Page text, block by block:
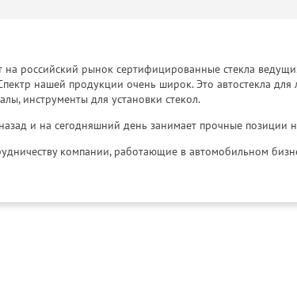
российский рынок сертифицированные стекла
нашей продукции очень широк. Это автостекла
инструменты для установки стекол.
и на сегодняшний день занимает прочные позиции
компании, работающие в автомобильном